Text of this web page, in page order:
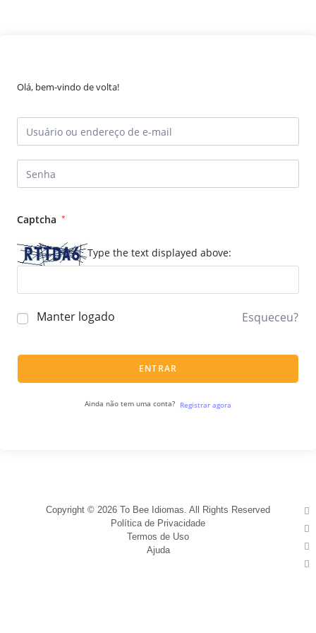
Olá, bem-vindo de volta!
Captcha *
Type the text displayed above:
Manter logado Esqueceu?
ENTRAR
Ainda não tem uma conta? Registrar agora
Copyright © 2026 To Bee Idiomas. All Rights Reserved
Política de Privacidade
Termos de Uso
Ajuda